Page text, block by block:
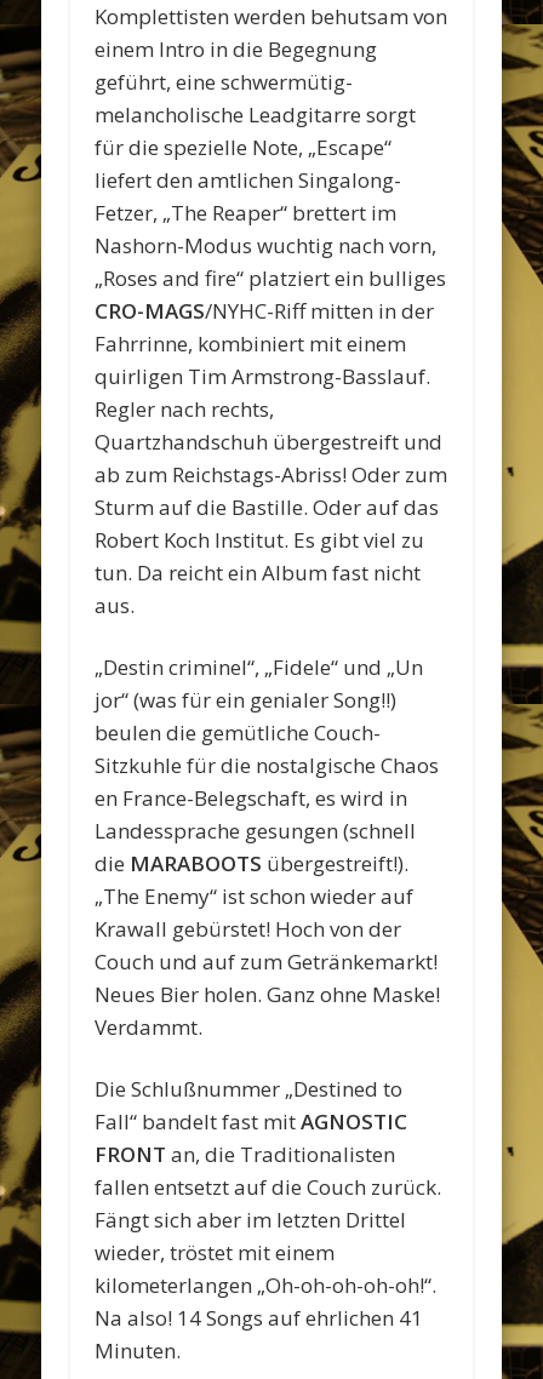
Komplettisten werden behutsam von
einem Intro in die Begegnung
geführt, eine schwermütig-
melancholische Leadgitarre sorgt
für die spezielle Note, „Escape“
liefert den amtlichen Singalong-
Fetzer, „The Reaper“ brettert im
Nashorn-Modus wuchtig nach vorn,
„Roses and fire“ platziert ein bulliges
CRO-MAGS/NYHC-Riff mitten in der
Fahrrinne, kombiniert mit einem
quirligen Tim Armstrong-Basslauf.
Regler nach rechts,
Quartzhandschuh übergestreift und
ab zum Reichstags-Abriss! Oder zum
Sturm auf die Bastille. Oder auf das
Robert Koch Institut. Es gibt viel zu
tun. Da reicht ein Album fast nicht
aus.
„Destin criminel“, „Fidele“ und „Un
jor“ (was für ein genialer Song!!)
beulen die gemütliche Couch-
Sitzkuhle für die nostalgische Chaos
en France-Belegschaft, es wird in
Landessprache gesungen (schnell
die MARABOOTS übergestreift!).
„The Enemy“ ist schon wieder auf
Krawall gebürstet! Hoch von der
Couch und auf zum Getränkemarkt!
Neues Bier holen. Ganz ohne Maske!
Verdammt.
Die Schlußnummer „Destined to
Fall“ bandelt fast mitAGNOSTIC
FRONT an, die Traditionalisten
fallen entsetzt auf die Couch zurück.
Fängt sich aber im letzten Drittel
wieder, tröstet mit einem
kilometerlangen „Oh-oh-oh-oh-oh!“.
Na also! 14 Songs auf ehrlichen 41
Minuten.